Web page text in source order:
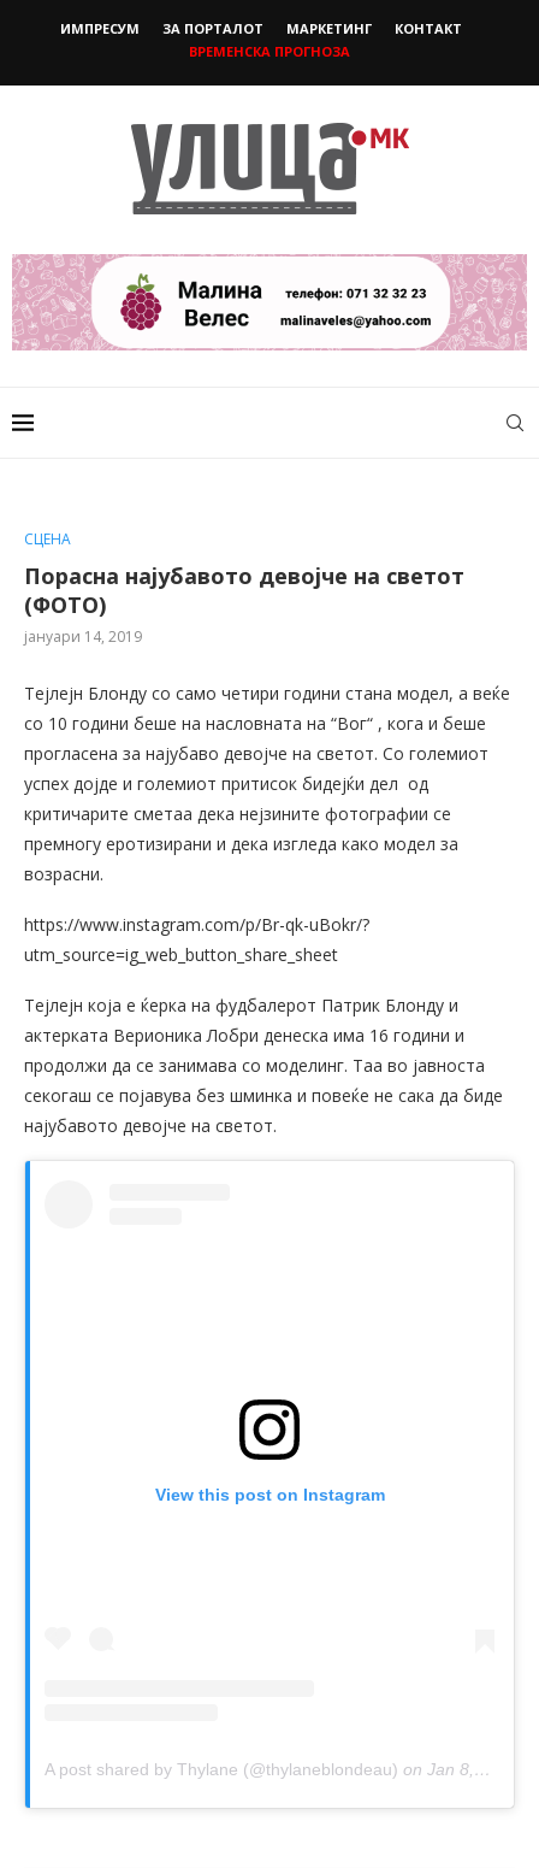
ИМПРЕСУМ ЗА ПОРТАЛОТ МАРКЕТИНГ
КОНТАКТ
ВРЕМЕНСКА ПРОГНОЗА
СЦЕНА
Порасна најубавото девојче на светот
(ФОТО)
јануари 14, 2019
Тејлејн Блонду со само четири години стана модел, а веќе
со 10 години беше на насловната на “Вог“ , кога и беше
прогласена за најубаво девојче на светот. Со големиот
успех дојде и големиот притисок бидејќи дел од
критичарите сметаа дека нејзините фотографии се
премногу еротизирани и дека изгледа како модел за
возрасни.
https://www.instagram.com/p/Br-qk-uBokr/?
utm_source=ig_web_button_share_sheet
Тејлејн која е ќерка на фудбалерот Патрик Блонду и
актерката Верионика Лобри денеска има 16 години и
продолжи да се занимава со моделинг. Таа во јавноста
секогаш се појавува без шминка и повеќе не сака да биде
најубавото девојче на светот.
View this post on Instagram
A post shared by Thylane (@thylaneblondeau) on Jan 8, 2019 at 6:14am PST